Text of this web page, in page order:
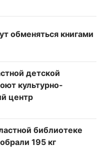
обменяться книгами
детской
культурно-
центр
библиотеке
195 кг